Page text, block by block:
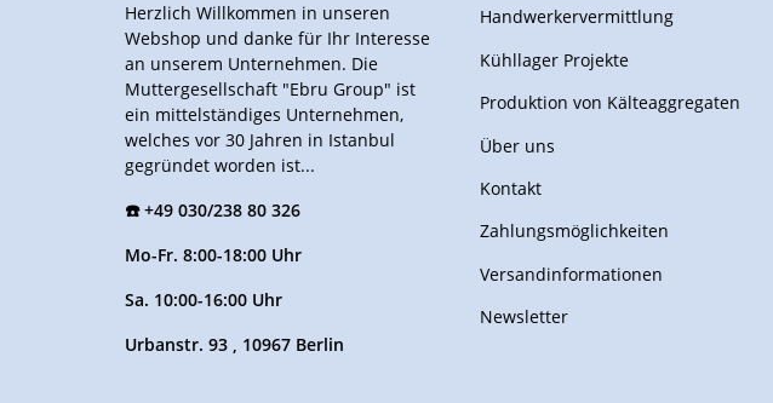
Herzlich Willkommen in unseren
Webshop und danke für Ihr Interesse
an unserem Unternehmen. Die
Muttergesellschaft "Ebru Group" ist
ein mittelständiges Unternehmen,
welches vor 30 Jahren in Istanbul
gegründet worden ist...
☎️ +49 030/238 80 326
Mo-Fr. 8:00-18:00 Uhr
Sa. 10:00-16:00 Uhr
Urbanstr. 93 , 10967 Berlin
Handwerkervermittlung
Kühllager Projekte
Produktion von Kälteaggregaten
Über uns
Kontakt
Zahlungsmöglichkeiten
Versandinformationen
Newsletter